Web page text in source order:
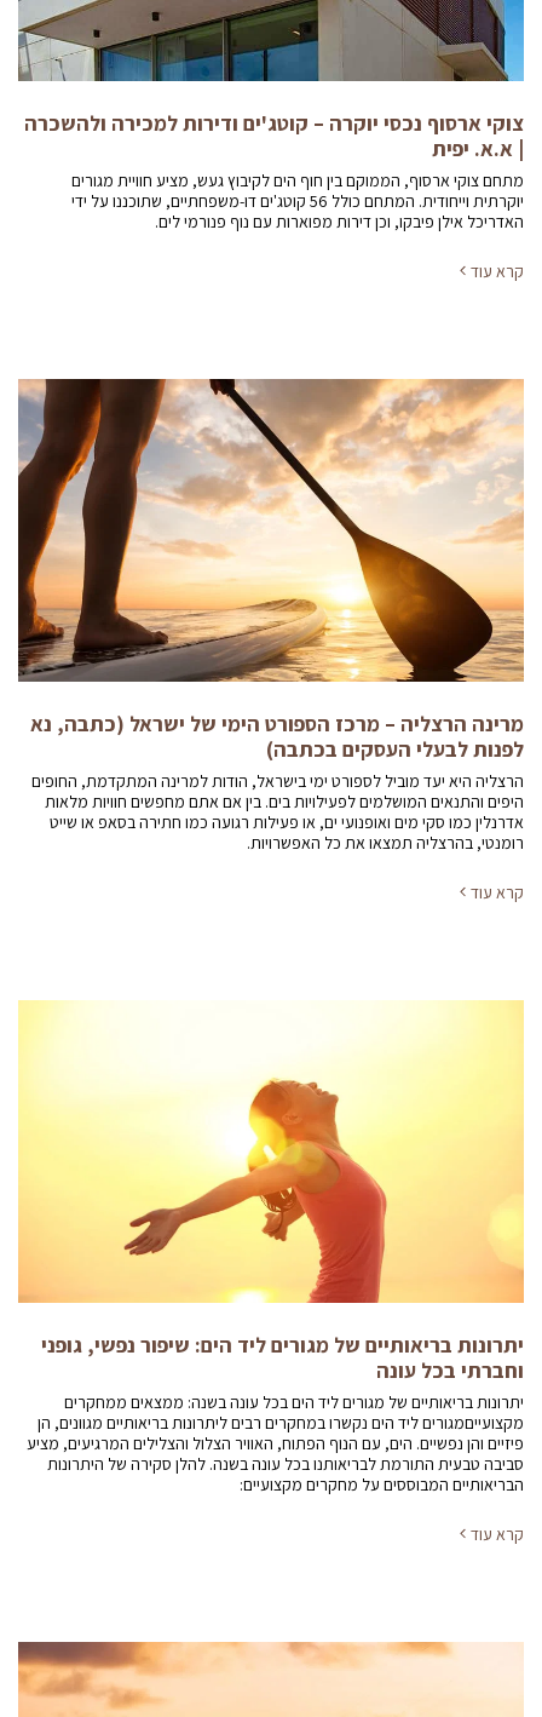
צוקי ארסוף נכסי יוקרה – קוטג'ים ודירות למכירה ולהשכרה
| א.א. יפית
מתחם צוקי ארסוף, הממוקם בין חוף הים לקיבוץ געש, מציע חוויית מגורים
יוקרתית וייחודית. המתחם כולל 56 קוטג'ים דו-משפחתיים, שתוכננו על ידי
האדריכל אילן פיבקו, וכן דירות מפוארות עם נוף פנורמי לים.
קרא עוד
מרינה הרצליה – מרכז הספורט הימי של ישראל (כתבה, נא
לפנות לבעלי העסקים בכתבה)
הרצליה היא יעד מוביל לספורט ימי בישראל, הודות למרינה המתקדמת, החופים
היפים והתנאים המושלמים לפעילויות בים. בין אם אתם מחפשים חוויות מלאות
אדרנלין כמו סקי מים ואופנועי ים, או פעילות רגועה כמו חתירה בסאפ או שייט
רומנטי, בהרצליה תמצאו את כל האפשרויות.
קרא עוד
יתרונות בריאותיים של מגורים ליד הים: שיפור נפשי, גופני
וחברתי בכל עונה
יתרונות בריאותיים של מגורים ליד הים בכל עונה בשנה: ממצאים ממחקרים
מקצועייםמגורים ליד הים נקשרו במחקרים רבים ליתרונות בריאותיים מגוונים, הן
פיזיים והן נפשיים. הים, עם הנוף הפתוח, האוויר הצלול והצלילים המרגיעים, מציע
סביבה טבעית התורמת לבריאותנו בכל עונה בשנה. להלן סקירה של היתרונות
הבריאותיים המבוססים על מחקרים מקצועיים:
קרא עוד